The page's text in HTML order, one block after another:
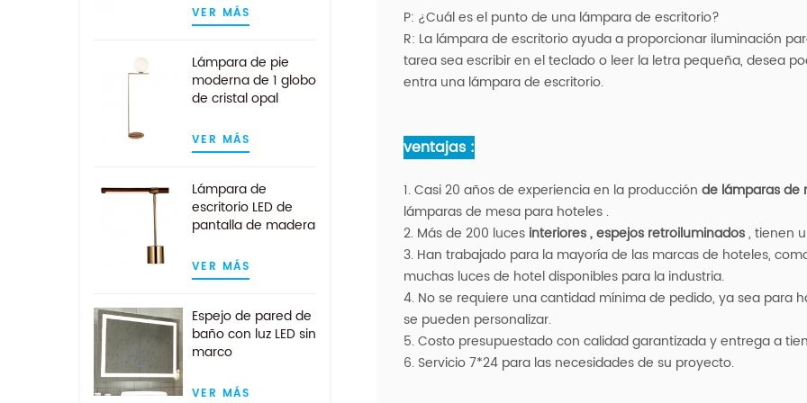
VER MÁS
Lámpara de pie
moderna de 1 globo
de cristal opal
acabado latón
VER MÁS
Lámpara de
escritorio LED de
pantalla de madera
moderna en latón
antiguo
VER MÁS
Espejo de pared de
baño con luz LED sin
marco
almohadilla
VER MÁS
P: ¿Cuál es el punto de una lámpara de escritorio?
R: La lámpara de escritorio ayuda a proporcionar iluminación
tarea sea escribir en el teclado o leer la letra pequeña, desea
entra una lámpara de escritorio.
ventajas :
1. Casi 20 años de experiencia en la producción de lámparas de
lámparas de mesa para hoteles .
2. Más de 200 luces interiores, espejos retroiluminados, tienen
3. Han trabajado para la mayoría de las marcas de hoteles,
muchas luces de hotel disponibles para la industria.
4. No se requiere una cantidad mínima de pedido, ya sea para
se pueden personalizar.
5. Costo presupuestado con calidad garantizada y entrega a
6. Servicio 7*24 para las necesidades de su proyecto.